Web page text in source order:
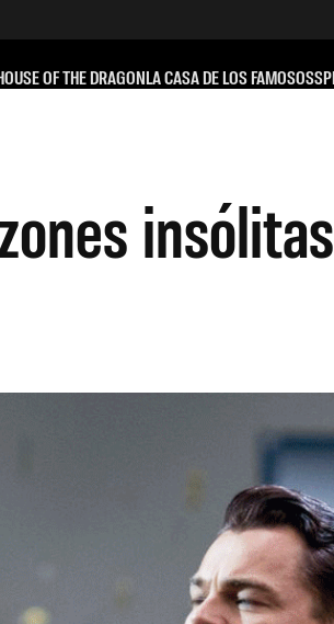
OF THE DRAGONLA CASA DE LOS FAMOSOS